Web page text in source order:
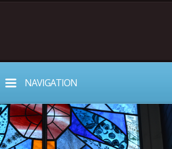
NAVIGATION